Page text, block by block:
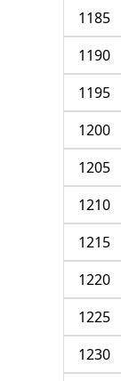
1185
1190
1195
1200
1205
1210
1215
1220
1225
1230